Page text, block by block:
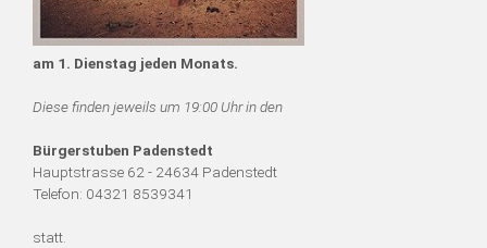
am 1. Dienstag jeden Monats.
Diese finden jeweils um 19:00 Uhr in den
Bürgerstuben Padenstedt
Hauptstrasse 62 - 24634 Padenstedt
Telefon: 04321 8539341
statt.